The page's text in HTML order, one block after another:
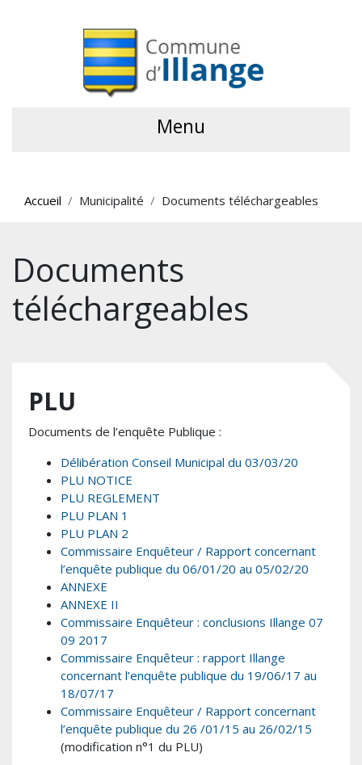
Menu
Accueil Municipalité Documents téléchargeables
Documents
téléchargeables
PLU
Documents de l’enquête Publique :
Délibération Conseil Municipal du 03/03/20
PLU NOTICE
PLU REGLEMENT
PLU PLAN 1
PLU PLAN 2
Commissaire Enquêteur / Rapport concernant
l’enquête publique du 06/01/20 au 05/02/20
ANNEXE
ANNEXE II
Commissaire Enquêteur : conclusions Illange 07
09 2017
Commissaire Enquêteur : rapport Illange
concernant l’enquête publique du 19/06/17 au
18/07/17
Commissaire Enquêteur / Rapport concernant
l’enquête publique du 26 /01/15 au 26/02/15
(modification n°1 du PLU)